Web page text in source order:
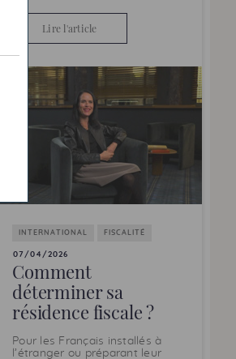
Lire l'article
INTERNATIONAL FISCALITÉ
07/04/2026
Comment
déterminer sa
résidence fiscale ?
Pour les Français installés à
l’étranger ou préparant leur